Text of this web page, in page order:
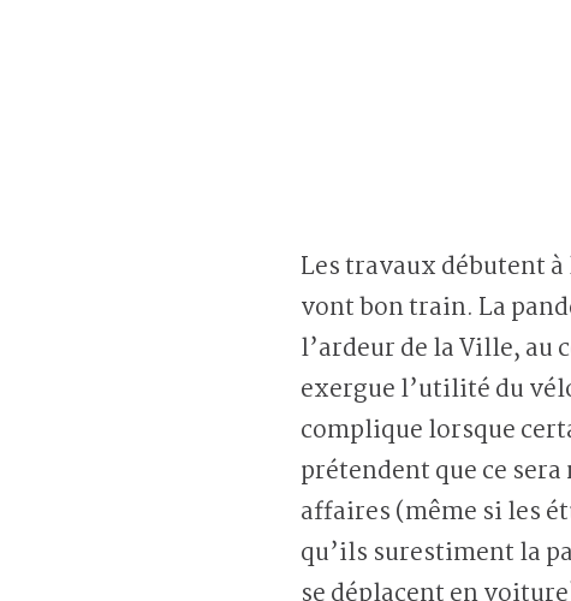
Les travaux débutent à
vont bon train. La
l’ardeur de la Ville, au
exergue l’utilité du
complique lorsque
prétendent que ce
affaires (même si les
qu’ils surestiment la